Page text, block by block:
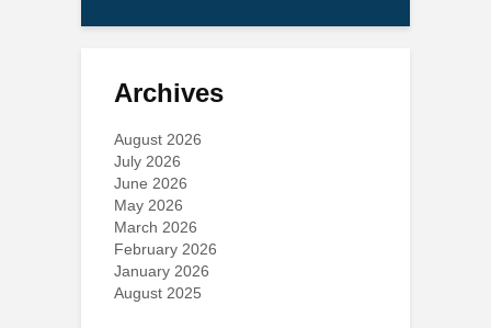
Archives
August 2026
July 2026
June 2026
May 2026
March 2026
February 2026
January 2026
August 2025